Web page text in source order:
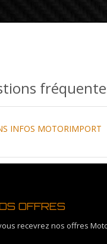
INFOS MOTORIMPORT
OFFRES
recevrez nos offres